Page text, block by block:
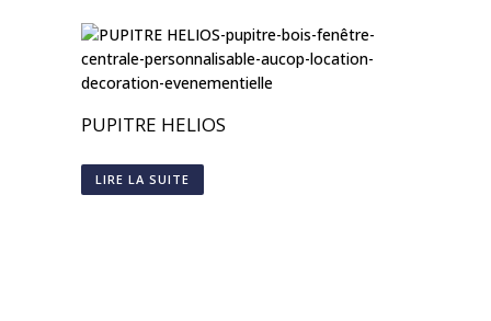
PUPITRE HELIOS
LIRE LA SUITE